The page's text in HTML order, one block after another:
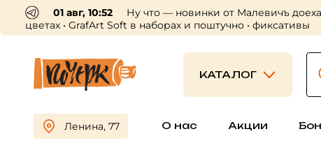
01 авг, 10:52
Ну что — новинки от Малевичъ
цветах • GrafArt Soft в наборах и поштучно • фиксативы
КАТАЛОГ
Ленина, 77 О нас Акции